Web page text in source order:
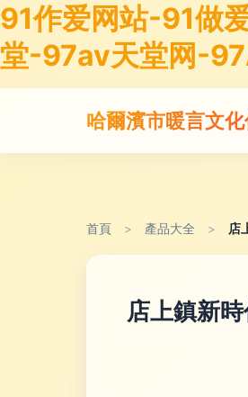
91作爱网站-91做
堂-97av天堂网-
哈爾濱市暖言文
首頁 > 產品大全 > 店
店上鎮新